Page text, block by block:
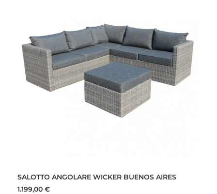
SALOTTO ANGOLARE WICKER BUENOS AIRES
1.199,00 €